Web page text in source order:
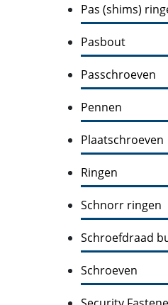
Pas (shims)
Pasbout
Passchroeven
Pennen
Plaatschroeven
Ringen
Schnorr ringen
Schroefdraad
Schroeven